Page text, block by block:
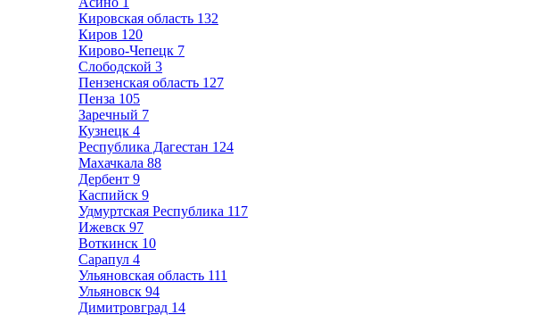
Кировская область 132
Киров 120
Кирово-Чепецк 7
Слободской 3
Пензенская область 127
Пенза 105
Заречный 7
Кузнецк 4
Республика Дагестан 124
Махачкала 88
Дербент 9
Каспийск 9
Удмуртская Республика 117
Ижевск 97
Воткинск 10
Сарапул 4
Ульяновская область 111
Ульяновск 94
Димитровград 14